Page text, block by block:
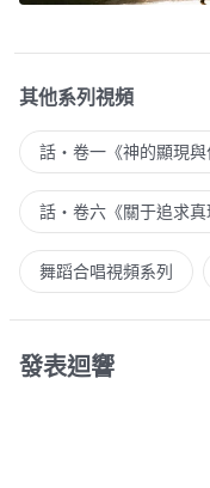
其他系列視頻
話・卷一《神的顯現
話・卷六《關于追求
舞蹈合唱視頻系列
發表迴響